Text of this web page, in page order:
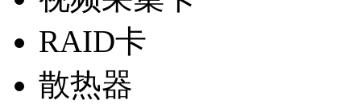
RAID卡
散热器